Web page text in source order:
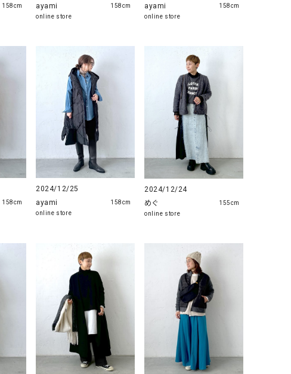
158cm
ayami
online store
158cm
ayami
online store
158cm
158cm
2024/12/25
ayami
online store
158cm
2024/12/24
めぐ
online store
155cm